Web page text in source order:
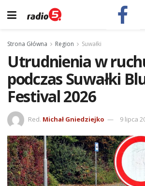
Strona Główna Region Suwałki
Utrudnienia w
podczas Suwałki
Festival 2026
Red. Michał Gniedziejko 9 lipca